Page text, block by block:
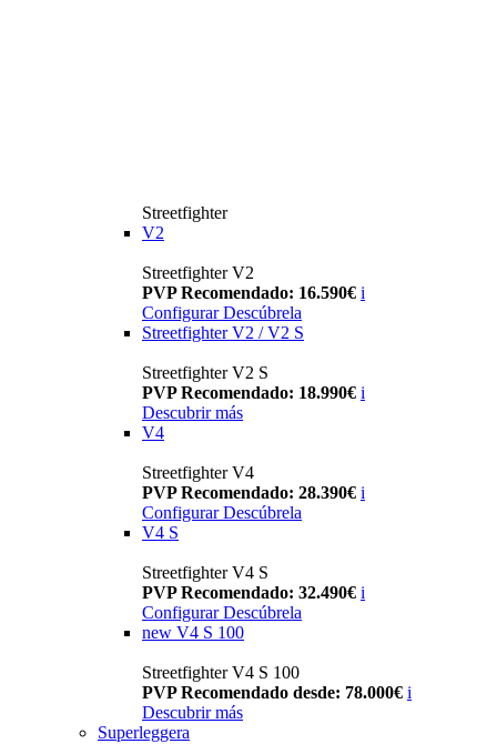
Streetfighter
V2
Streetfighter V2
PVP Recomendado: 16.590€ i
Configurar Descúbrela
Streetfighter V2 / V2 S
Streetfighter V2 S
PVP Recomendado: 18.990€ i
Descubrir más
V4
Streetfighter V4
PVP Recomendado: 28.390€ i
Configurar Descúbrela
V4 S
Streetfighter V4 S
PVP Recomendado: 32.490€ i
Configurar Descúbrela
new V4 S 100
Streetfighter V4 S 100
PVP Recomendado desde: 78.000€ i
Descubrir más
Superleggera